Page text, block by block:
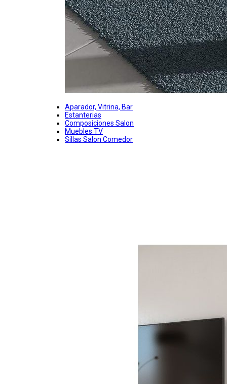
Aparador, Vitrina, Bar
Estanterias
Composiciones Salon
Muebles TV
Sillas Salon Comedor